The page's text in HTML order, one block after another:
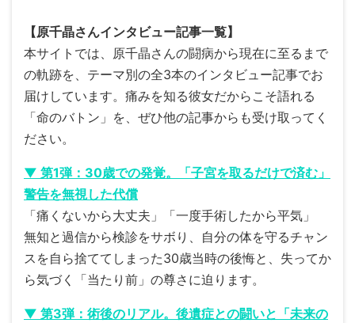
【原千晶さんインタビュー記事一覧】
本サイトでは、原千晶さんの闘病から現在に至るまで
の軌跡を、テーマ別の全3本のインタビュー記事でお
届けしています。痛みを知る彼女だからこそ語れる
「命のバトン」を、ぜひ他の記事からも受け取ってく
ださい。
▼ 第1弾：30歳での発覚。「子宮を取るだけで済む」
警告を無視した代償
「痛くないから大丈夫」「一度手術したから平気」
無知と過信から検診をサボり、自分の体を守るチャン
スを自ら捨ててしまった30歳当時の後悔と、失ってか
ら気づく「当たり前」の尊さに迫ります。
▼ 第3弾：術後のリアル。後遺症との闘いと「未来の